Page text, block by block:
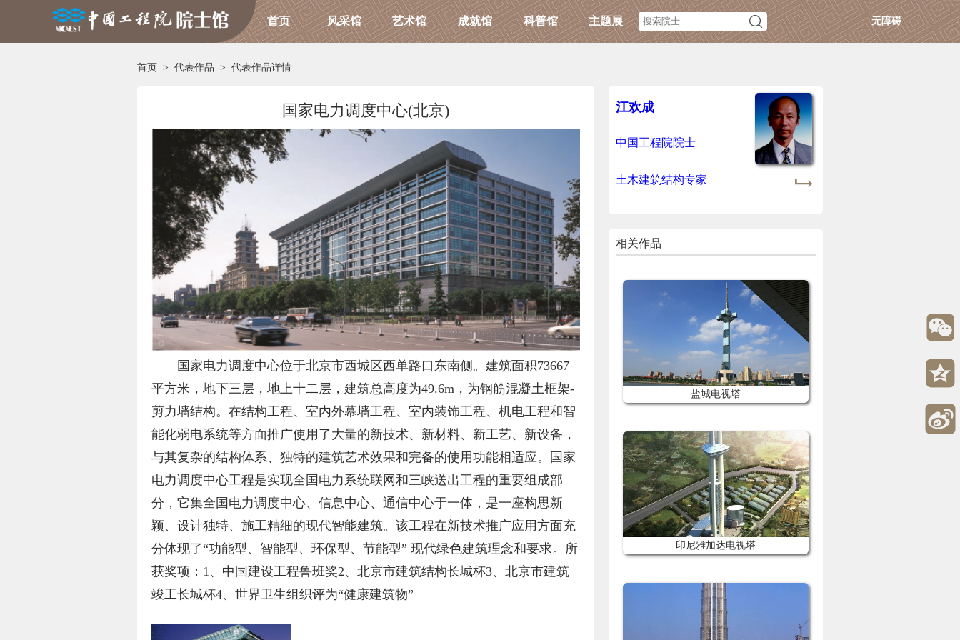
首页 风采馆 艺术馆 成就馆 科普馆 主题展 无障碍
首页 > 代表作品 > 代表作品详情
国家电力调度中心(北京)
国家电力调度中心位于北京市西城区西单路口东南侧。建筑面积73667
平方米，地下三层，地上十二层，建筑总高度为49.6m，为钢筋混凝土框架-
剪力墙结构。在结构工程、室内外幕墙工程、室内装饰工程、机电工程和智
能化弱电系统等方面推广使用了大量的新技术、新材料、新工艺、新设备，
与其复杂的结构体系、独特的建筑艺术效果和完备的使用功能相适应。国家
电力调度中心工程是实现全国电力系统联网和三峡送出工程的重要组成部
分，它集全国电力调度中心、信息中心、通信中心于一体，是一座构思新
颖、设计独特、施工精细的现代智能建筑。该工程在新技术推广应用方面充
分体现了“功能型、智能型、环保型、节能型” 现代绿色建筑理念和要求。所
获奖项：1、中国建设工程鲁班奖2、北京市建筑结构长城杯3、北京市建筑
竣工长城杯4、世界卫生组织评为“健康建筑物”
江欢成
中国工程院院士
土木建筑结构专家
相关作品
盐城电视塔
印尼雅加达电视塔